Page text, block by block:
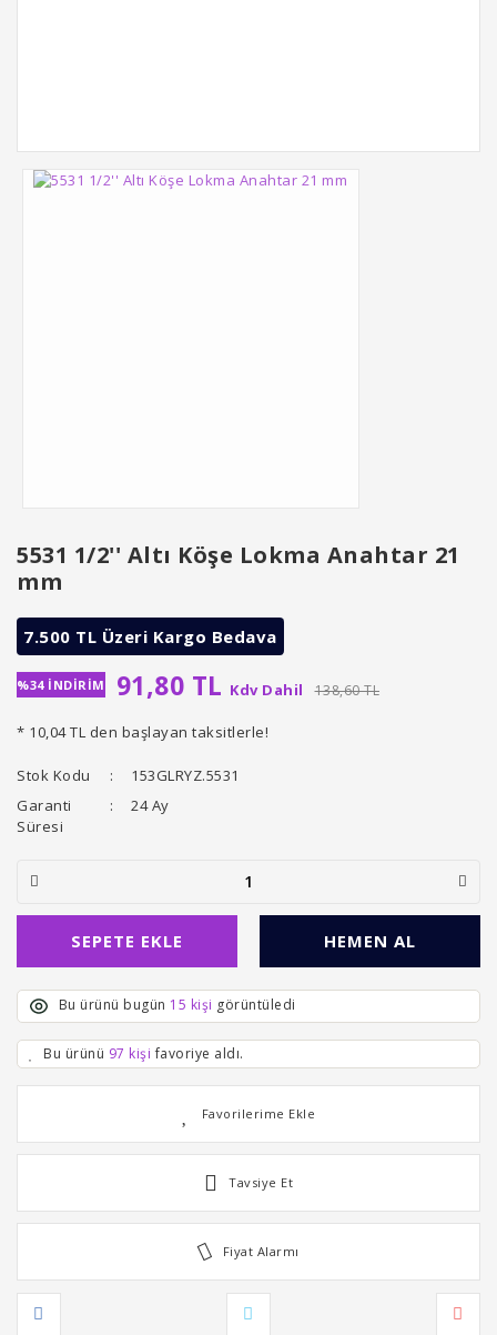
5531 1/2'' Altı Köşe Lokma Anahtar 21
mm
7.500 TL Üzeri Kargo Bedava
%34 İNDİRİM 91,80 TL Kdv Dahil 138,60 TL
* 10,04 TL den başlayan taksitlerle!
Stok Kodu
153GLRYZ.5531
Garanti
Süresi
24 Ay
SEPETE EKLE HEMEN AL
Bu ürünü bugün 15 kişi görüntüledi
Bu ürünü 97 kişi favoriye aldı.
Tavsiye Et
Fiyat Alarmı